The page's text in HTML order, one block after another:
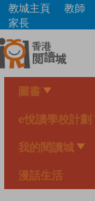
Skip
main
content
教城主頁 教師
家長
圖書
e悅讀學校計劃
我的閱讀城
漫話生活